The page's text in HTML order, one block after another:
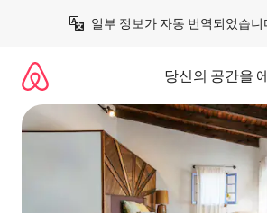
일부 정보가 자동 번역되었습니
당신의 공간을